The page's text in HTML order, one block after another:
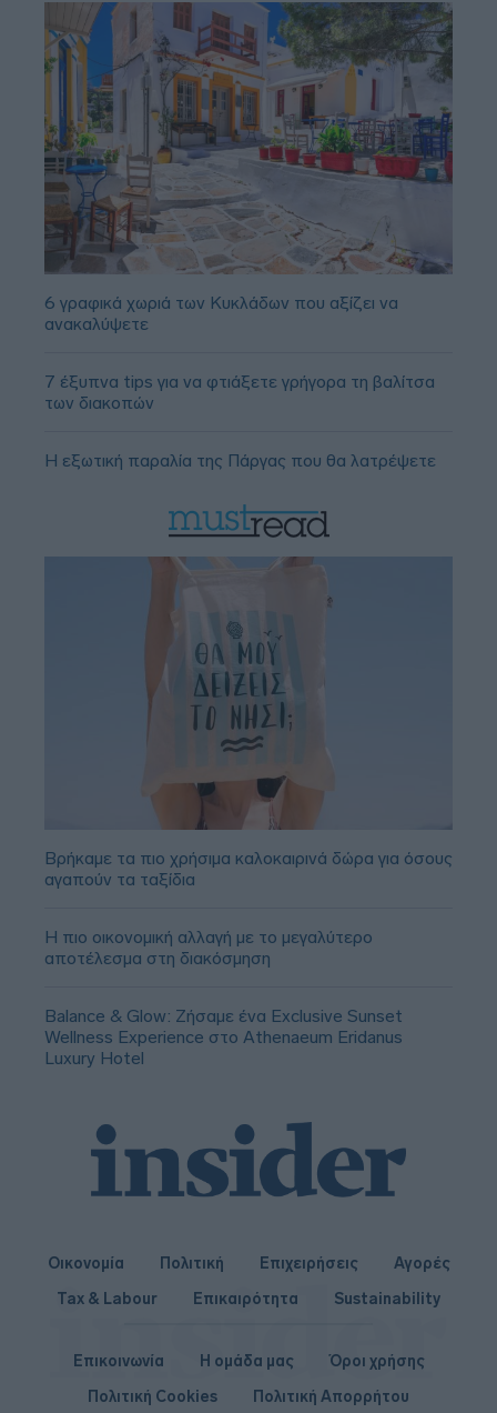
6 γραφικά χωριά των Κυκλάδων που αξίζει να
ανακαλύψετε
7 έξυπνα tips για να φτιάξετε γρήγορα τη βαλίτσα
των διακοπών
Η εξωτική παραλία της Πάργας που θα λατρέψετε
Βρήκαμε τα πιο χρήσιμα καλοκαιρινά δώρα για όσους
αγαπούν τα ταξίδια
Η πιο οικονομική αλλαγή με το μεγαλύτερο
αποτέλεσμα στη διακόσμηση
Balance & Glow: Ζήσαμε ένα Exclusive Sunset
Wellness Experience στο Athenaeum Eridanus
Luxury Hotel
Οικονομία Πολιτική Επιχειρήσεις
Αγορές
Tax & Labour
Επικαιρότητα Sustainability
Επικοινωνία Η ομάδα μας
Όροι χρήσης
Πολιτική Cookies
Πολιτική Απορρήτου